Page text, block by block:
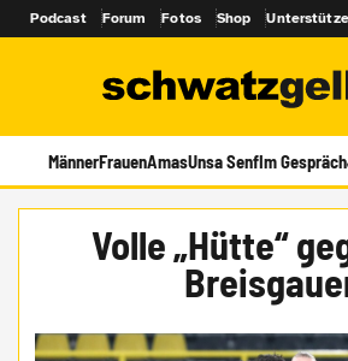
Podcast Forum Fotos Shop
MännerFrauenAmasUnsa SenfIm Gespräch
Volle „Hütte“